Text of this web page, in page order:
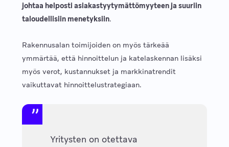
johtaa helposti asiakastyytymättömyyteen ja suuriin
taloudellisiin menetyksiin.
Rakennusalan toimijoiden on myös tärkeää
ymmärtää, että hinnoittelun ja katelaskennan lisäksi
myös verot, kustannukset ja markkinatrendit
vaikuttavat hinnoittelustrategiaan.
Yritysten on otettava